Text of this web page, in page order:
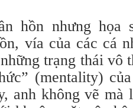
hồn nhưng họa
vía của các cá
trạng thái vô
(mentality)
anh không vẽ mà